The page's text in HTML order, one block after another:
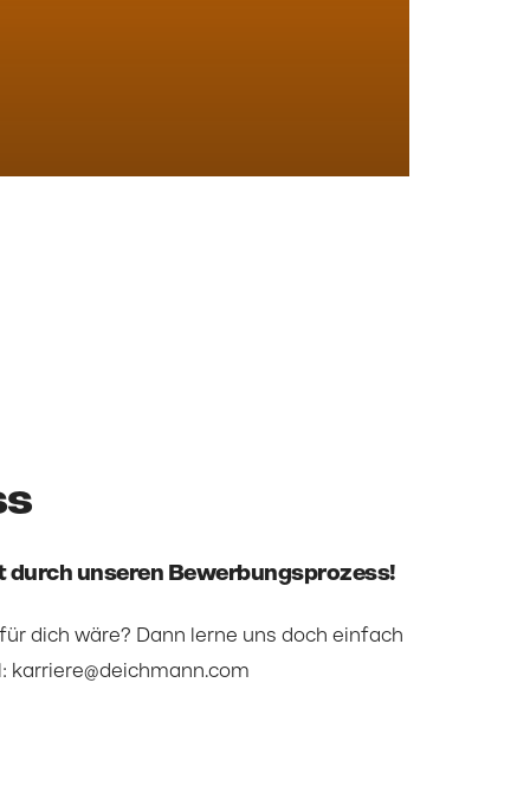
durch unseren Bewerbungsprozess!
dich wäre? Dann lerne uns doch einfach
karriere@deichmann.com